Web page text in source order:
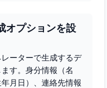
オプションを設
ーターで生成するデ
す。身分情報（名
月日）、連絡先情報